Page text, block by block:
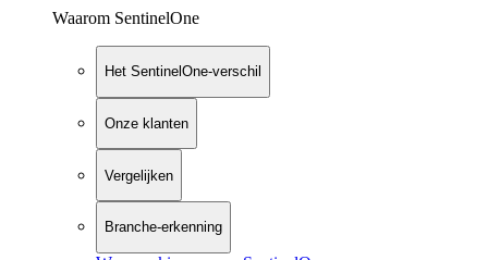
Waarom SentinelOne
Het SentinelOne-verschil
Onze klanten
Vergelijken
Branche-erkenning